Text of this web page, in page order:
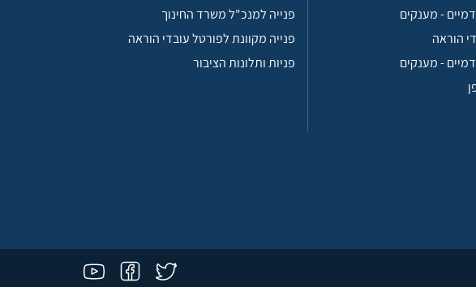
- מענקים
הוראה
- מענקים
פנייה למנכ"ל משרד החינוך
פנייה מקוונת לפורטל עובדי הוראה
פניות ותלונות הציבור